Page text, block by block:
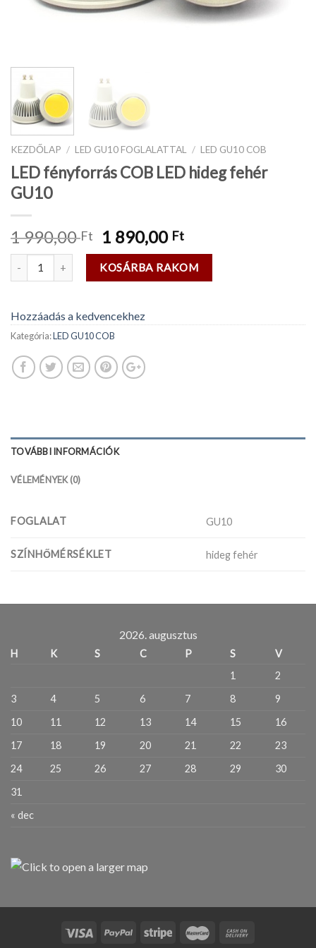
KEZDŐLAP / LED GU10 FOGLALATTAL / LED GU10 COB
LED fényforrás COB LED hideg fehér
GU10
1 990,00Ft 1 890,00 Ft
KOSÁRBA RAKOM
Hozzáadás a kedvencekhez
Kategória:LED GU10 COB
TOVÁBBI INFORMÁCIÓK
VÉLEMÉNYEK (0)
FOGLALAT GU10
SZÍNHŐMÉRSÉKLET hideg fehér
2026. augusztus
H K S C P S V
« dec
1
2
3
4 5 6 7 8
9
10
11 12 13 14 15
16
17
18 19 20 21 22
23
24
25 26 27 28 29
30
31